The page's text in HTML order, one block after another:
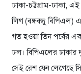
ঢাকা-চট্টগ্রাম-ঢাকা, এই
লিগ (বঙ্গবন্ধু বিপিএল)
গত হওয়া তিন পর্বের
ঢল। বিপিএলের ঢাকার
সেই রেশ যেন লেগেছে